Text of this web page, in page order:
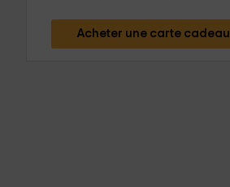
Acheter une carte cadeau